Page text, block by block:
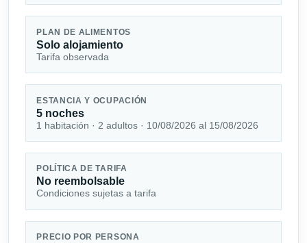
PLAN DE ALIMENTOS
Solo alojamiento
Tarifa observada
ESTANCIA Y OCUPACIÓN
5 noches
1 habitación · 2 adultos · 10/08/2026 al 15/08/2026
POLÍTICA DE TARIFA
No reembolsable
Condiciones sujetas a tarifa
PRECIO POR PERSONA